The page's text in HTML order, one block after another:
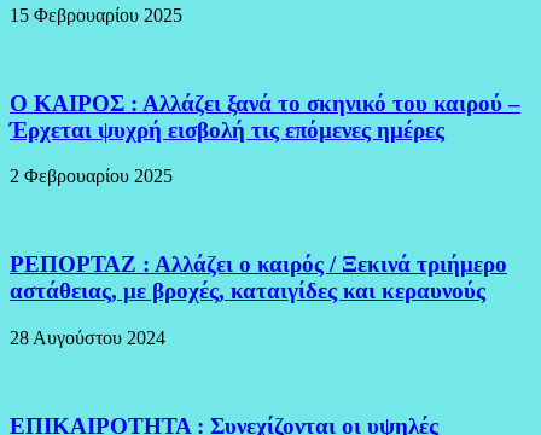
15 Φεβρουαρίου 2025
Ο ΚΑΙΡΟΣ : Αλλάζει ξανά το σκηνικό του καιρού –
Έρχεται ψυχρή εισβολή τις επόμενες ημέρες
2 Φεβρουαρίου 2025
ΡΕΠΟΡΤΑΖ : Αλλάζει ο καιρός / Ξεκινά τριήμερο
αστάθειας, με βροχές, καταιγίδες και κεραυνούς
28 Αυγούστου 2024
ΕΠΙΚΑΙΡΟΤΗΤΑ : Συνεχίζονται οι υψηλές